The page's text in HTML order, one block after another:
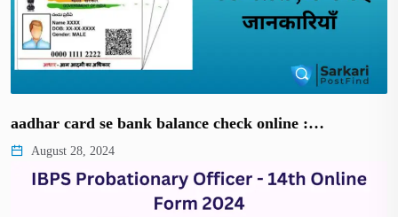
aadhar card se bank balance check online :…
August 28, 2024